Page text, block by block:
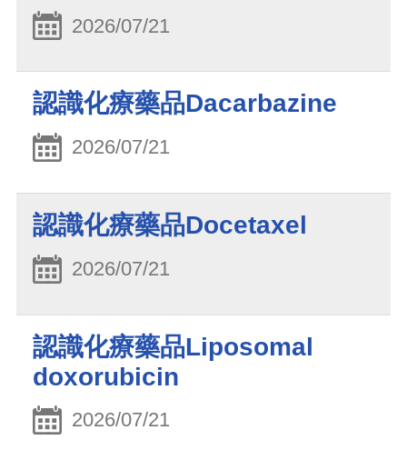
2026/07/21
認識化療藥品Dacarbazine
2026/07/21
認識化療藥品Docetaxel
2026/07/21
認識化療藥品Liposomal
doxorubicin
2026/07/21